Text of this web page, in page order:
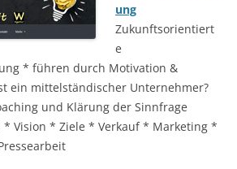
ung
Zukunftsorientiert
e
* führen durch Motivation &
ein mittelständischer Unternehmer?
und Klärung der Sinnfrage
* Vision * Ziele * Verkauf * Marketing *